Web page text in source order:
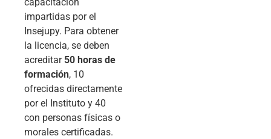
impartidas por el
Insejupy. Para obtener
la licencia, se deben
acreditar 50 horas de
formación, 10
ofrecidas directamente
por el Instituto y 40
con personas físicas o
morales certificadas.